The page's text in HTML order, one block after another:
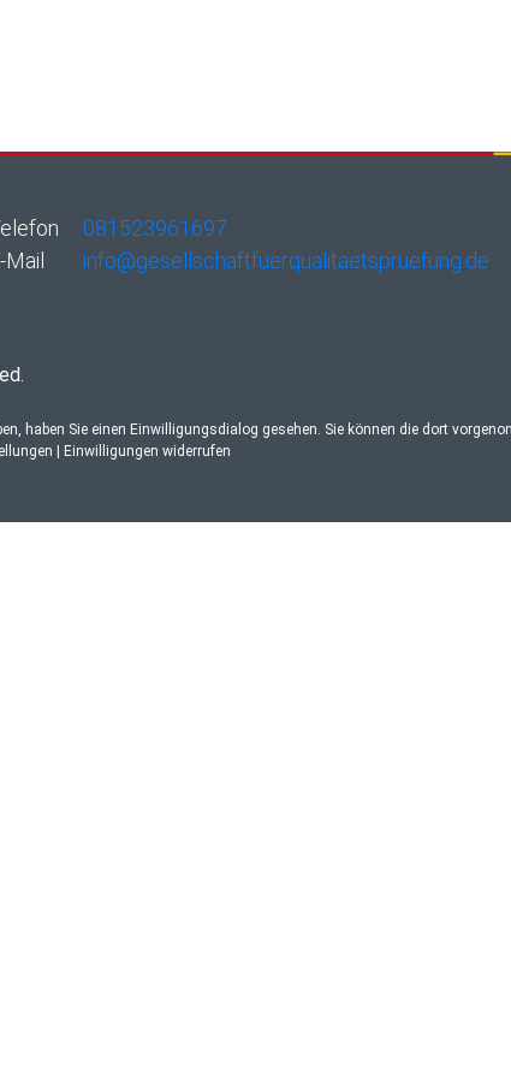
081523961697
Mail
info@gesellschaftfuerqualitaetspruefung.de
haben Sie einen Einwilligungsdialog gesehen. Sie können die dort
| Einwilligungen widerrufen